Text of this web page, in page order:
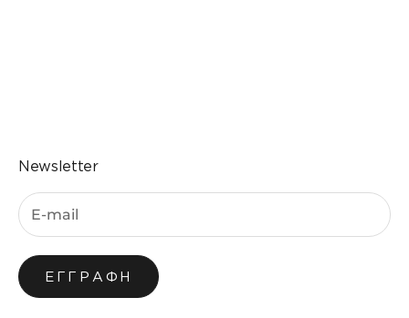
Newsletter
ΕΓΓΡΑΦΉ